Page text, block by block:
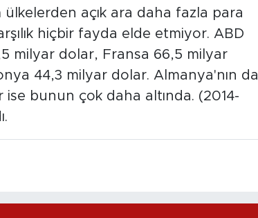
açık ara daha fazla para
hiçbir fayda elde etmiyor. ABD
milyar dolar, Fransa 66,5 milyar
44,3 milyar dolar. Almanya'nın da
bunun çok daha altında. (2014-